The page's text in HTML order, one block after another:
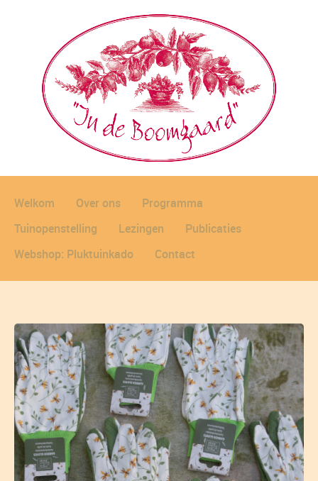
Welkom Over ons
Programma
Tuinopenstelling
Lezingen
Publicaties
Webshop: Pluktuinkado
Contact